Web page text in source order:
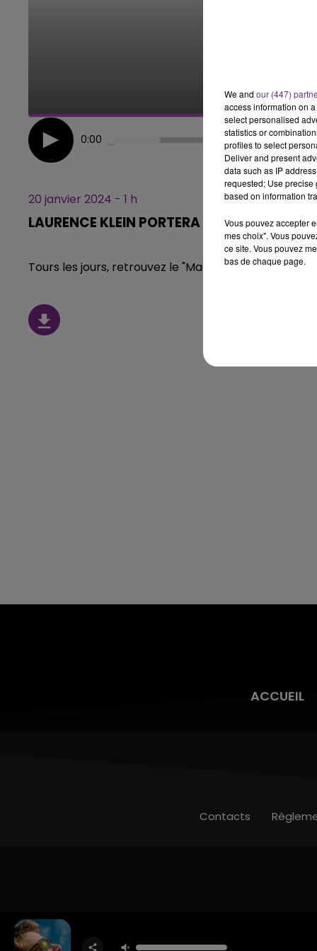
0:00
20 janvier 2024 - 1 h
LAURENCE KLEIN PORTERA LA FLAMME
Tours les jours, retrouvez le "Mag des Sports"
ACCUEIL
Contacts
We and our (447)
access information on
select personalised
statistics or
profiles to select
Deliver and present
data such as IP
requested; Use precise
based on information
Vous pouvez accepter
mes choix". Vous
ce site. Vous pouvez
bas de chaque page.